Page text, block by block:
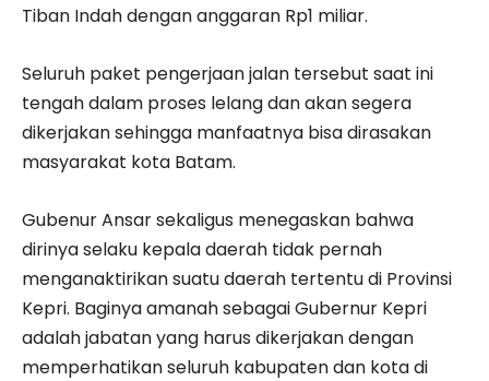
Tiban Indah dengan anggaran Rp1 miliar.
Seluruh paket pengerjaan jalan tersebut saat ini
tengah dalam proses lelang dan akan segera
dikerjakan sehingga manfaatnya bisa dirasakan
masyarakat kota Batam.
Gubenur Ansar sekaligus menegaskan bahwa
dirinya selaku kepala daerah tidak pernah
menganaktirikan suatu daerah tertentu di Provinsi
Kepri. Baginya amanah sebagai Gubernur Kepri
adalah jabatan yang harus dikerjakan dengan
memperhatikan seluruh kabupaten dan kota di